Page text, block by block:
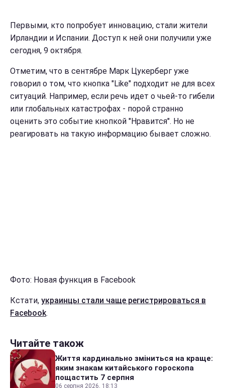
Первыми, кто попробует инновацию, стали жители
Ирландии и Испании. Доступ к ней они получили уже
сегодня, 9 октября.
Отметим, что в сентябре Марк Цукерберг уже
говорил о том, что кнопка "Like" подходит не для всех
ситуаций. Например, если речь идет о чьей-то гибели
или глобальных катастрофах - порой странно
оценить это событие кнопкой "Нравится". Но не
реагировать на такую информацию бывает сложно.
Фото: Новая функция в Facebook
Кстати, украинцы стали чаще регистрироваться в
Facebook.
Читайте також
Життя кардинально зміниться на краще:
яким знакам китайського гороскопа
пощастить 7 серпня
06 серпня 2026, 18:13